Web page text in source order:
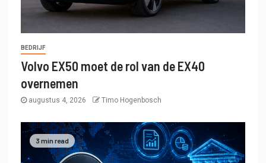
BEDRIJF
Volvo EX50 moet de rol van de EX40
overnemen
augustus 4, 2026 Timo Hogenbosch
3 min read